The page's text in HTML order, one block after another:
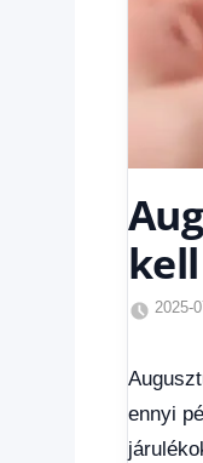
2025-
ennyi